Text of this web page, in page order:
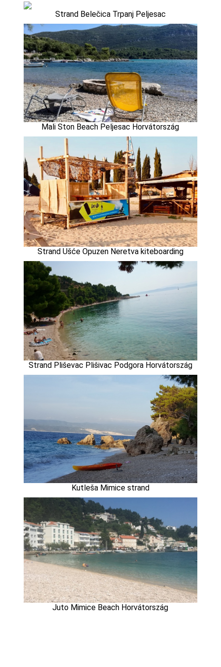
Strand Belečica Trpanj Peljesac
Mali Ston Beach Peljesac Horvátország
Strand Ušće Opuzen Neretva kiteboarding
Strand Pliševac Plišivac Podgora Horvátország
Kutleša Mimice strand
Juto Mimice Beach Horvátország